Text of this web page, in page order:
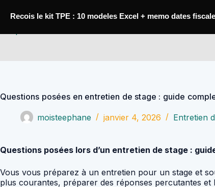
Questions posées en entretien de stage : guide
moisteephane janvier 4, 2026 Entretien
Questions posées lors d’un entretien de stage :
Vous vous préparez à un entretien pour un stage et
plus courantes, préparer des réponses percutantes
Recois le kit TPE : 10 modeles Excel + memo dates